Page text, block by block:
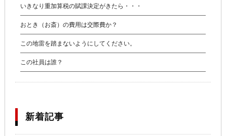
いきなり重加算税の賦課決定がきたら・・・
おとき（お斎）の費用は交際費か？
この地雷を踏まないようにしてください。
この社員は誰？
新着記事